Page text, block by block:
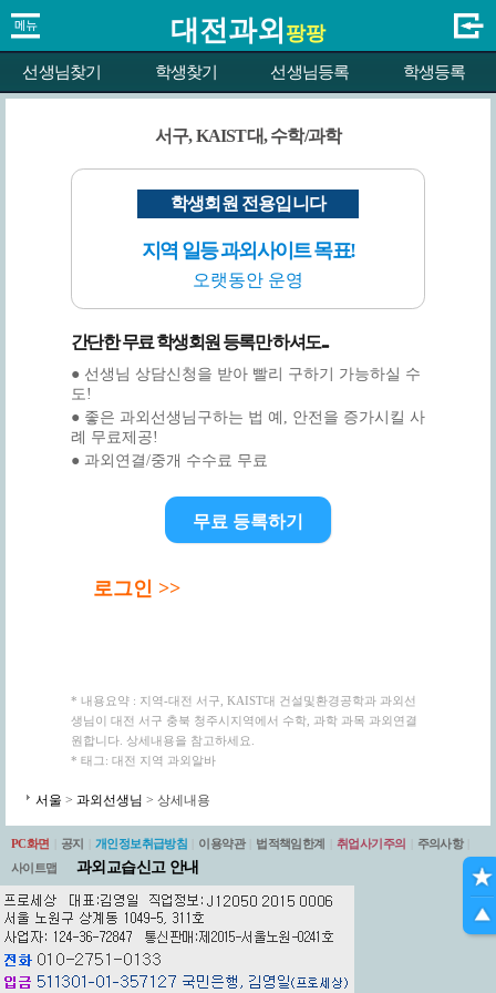
대전과외 팡팡
선생님찾기 학생찾기 선생님등록 학생등록
서구, KAIST대, 수학/과학
학생회원 전용입니다
지역 일등 과외사이트 목표!
오랫동안 운영
간단한 무료 학생회원 등록만 하셔도...
● 선생님 상담신청을 받아 빨리 구하기 가능하실 수
도!
● 좋은 과외선생님구하는 법 예, 안전을 증가시킬 사
례 무료제공!
● 과외연결/중개 수수료 무료
무료 등록하기
로그인 >>
* 내용요약 : 지역-대전 서구, KAIST대 건설및환경공학과 과외선
생님이 대전 서구 충북 청주시지역에서 수학, 과학 과목 과외연결
원합니다. 상세내용을 참고하세요.
* 태그: 대전 지역 과외알바
서울 > 과외선생님 > 상세내용
PC화면 공지 개인정보취급방침 이용약관 법적책임한계 취업사기주의 주의사항
사이트맵
과외교습신고 안내